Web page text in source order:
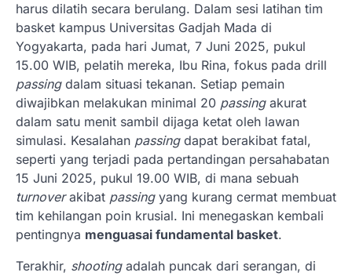
harus dilatih secara berulang. Dalam sesi latihan tim
basket kampus Universitas Gadjah Mada di
Yogyakarta, pada hari Jumat, 7 Juni 2025, pukul
15.00 WIB, pelatih mereka, Ibu Rina, fokus pada drill
passingdalam situasi tekanan. Setiap pemain
diwajibkan melakukan minimal 20 passingakurat
dalam satu menit sambil dijaga ketat oleh lawan
simulasi. Kesalahan passingdapat berakibat fatal,
seperti yang terjadi pada pertandingan persahabatan
15 Juni 2025, pukul 19.00 WIB, di mana sebuah
turnoverakibat passingyang kurang cermat membuat
tim kehilangan poin krusial. Ini menegaskan kembali
pentingnya menguasai fundamental basket.
Terakhir, shootingadalah puncak dari serangan, di